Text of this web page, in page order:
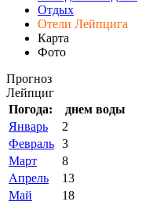
Отдых
Отели Лейпцига
Карта
Фото
Прогноз
Лейпциг
Погода:
днем воды
Январь
2
Февраль 3
Март
8
Апрель
13
Май
18